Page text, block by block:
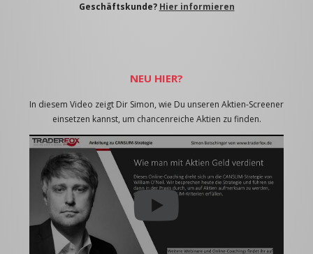
Geschäftskunde? Hier informieren
NEU HIER?
In diesem Video zeigt Dir Simon, wie Du unseren Aktien-Screener
einsetzen kannst, um chancenreiche Aktien zu finden.